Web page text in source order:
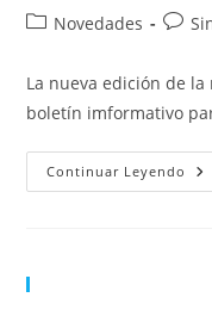
Novedades
La nueva edición de la
boletín imformativo
Continuar Leyendo